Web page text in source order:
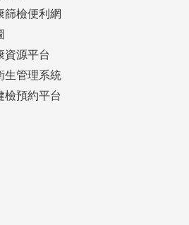
篩檢便利網
資源平台
生管理系統
檢預約平台